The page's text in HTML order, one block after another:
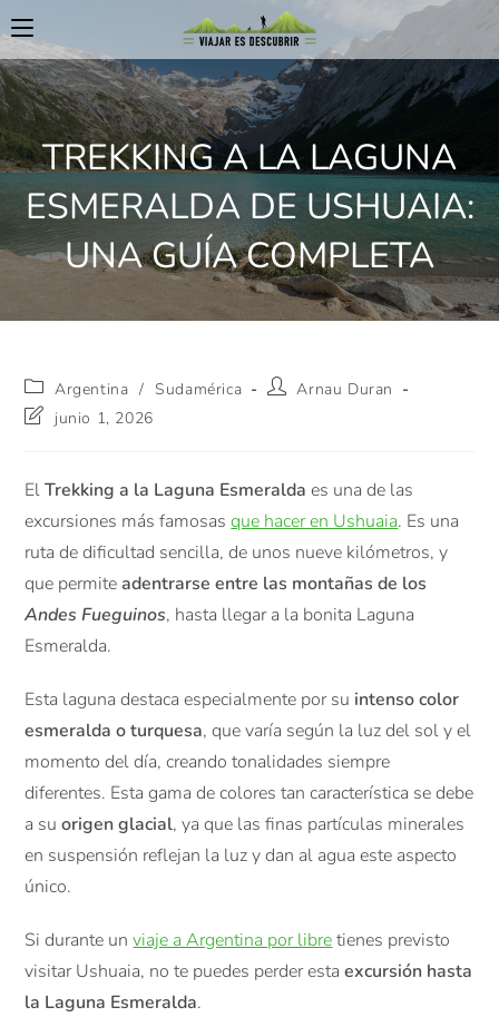
TREKKING A LA LAGUNA
ESMERALDA DE USHUAIA:
UNA GUÍA COMPLETA
Argentina / Sudamérica
Arnau Duran
junio 1, 2026
ElTrekking a la Laguna Esmeralda es una de las
excursiones más famosasque hacer en Ushuaia. Es una
ruta de dificultad sencilla, de unos nueve kilómetros, y
que permiteadentrarse entre las montañas de los
Andes Fueguinos, hasta llegar a la bonita Laguna
Esmeralda.
Esta laguna destaca especialmente por su intenso color
esmeralda o turquesa, que varía según la luz del sol y el
momento del día, creando tonalidades siempre
diferentes. Esta gama de colores tan característica se debe
a suorigen glacial, ya que las finas partículas minerales
en suspensión reflejan la luz y dan al agua este aspecto
único.
Si durante unviaje a Argentina por libretienes previsto
visitar Ushuaia, no te puedes perder estaexcursión hasta
la Laguna Esmeralda.